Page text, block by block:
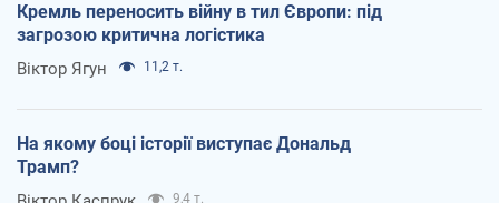
Кремль переносить війну в тил Європи: під
загрозою критична логістика
Віктор Ягун 11,2 т.
На якому боці історії виступає Дональд
Трамп?
9,4 т.